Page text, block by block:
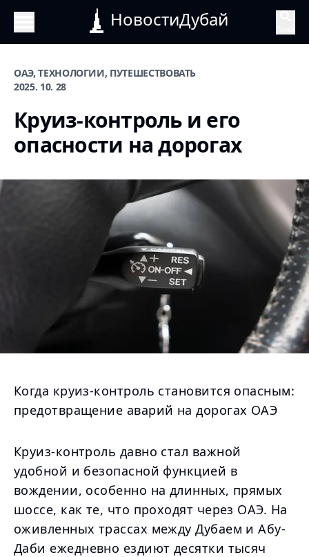
НовостиДубай
ОАЭ, ТЕХНОЛОГИИ, ПУТЕШЕСТВОВАТЬ
2025. 10. 28
Круиз-контроль и его
опасности на дорогах
Когда круиз-контроль становится опасным:
предотвращение аварий на дорогах ОАЭ
Круиз-контроль давно стал важной
удобной и безопасной функцией в
вождении, особенно на длинных, прямых
шоссе, как те, что проходят через ОАЭ. На
оживленных трассах между Дубаем и Абу-
Даби ежедневно ездиют десятки тысяч